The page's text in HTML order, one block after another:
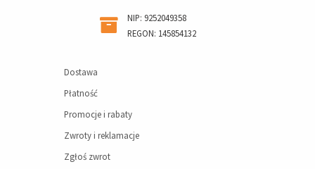
NIP: 9252049358
REGON: 145854132
Dostawa
Płatność
Promocje i rabaty
Zwroty i reklamacje
Zgłoś zwrot